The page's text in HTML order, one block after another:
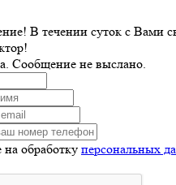
В течении суток с Вами
Сообщение не выслано.
обработку персональных